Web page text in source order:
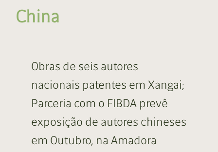
China
Obras de seis autores
nacionais patentes em Xangai;
Parceria com o FIBDA prevê
exposição de autores chineses
em Outubro, na Amadora